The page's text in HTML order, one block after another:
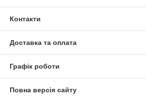
Контакти
Доставка та оплата
Графік роботи
Повна версія сайту